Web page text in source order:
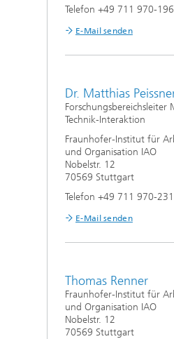
Telefon +49 711 970-
E-Mail senden
Dr. Matthias
Forschungsbereichsleiter
Technik-Interaktion
Fraunhofer-Institut für
und Organisation IAO
Nobelstr. 12
70569 Stuttgart
Telefon +49 711 970-
E-Mail senden
Thomas Renner
Fraunhofer-Institut für
und Organisation IAO
Nobelstr. 12
70569 Stuttgart